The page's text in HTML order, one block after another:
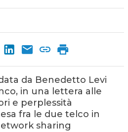
da Benedetto Levi
in una lettera alle
e perplessità
fra le due telco in
sharing